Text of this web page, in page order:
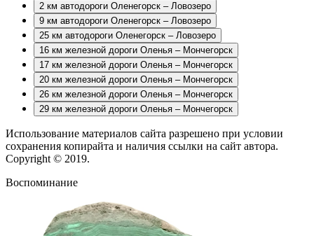
2 км автодороги Оленегорск – Ловозеро
9 км автодороги Оленегорск – Ловозеро
25 км автодороги Оленегорск – Ловозеро
16 км железной дороги Оленья – Мончегорск
17 км железной дороги Оленья – Мончегорск
20 км железной дороги Оленья – Мончегорск
26 км железной дороги Оленья – Мончегорск
29 км железной дороги Оленья – Мончегорск
Использование материалов сайта разрешено при условии
сохранения копирайта и наличия ссылки на сайт автора.
Copyright © 2019.
Воспоминание